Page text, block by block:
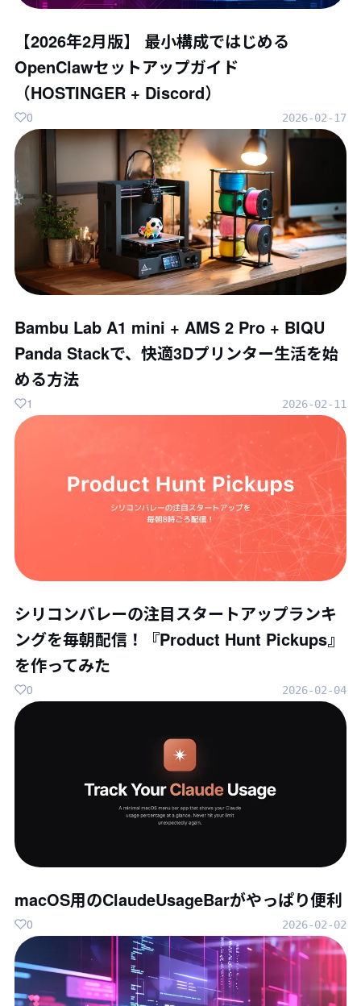
【2026年2月版】 最小構成ではじめる
OpenClawセットアップガイド
（HOSTINGER + Discord）
2026-02-17
0
Bambu Lab A1 mini + AMS 2 Pro + BIQU
Panda Stackで、快適3Dプリンター生活を始
める方法
2026-02-11
1
シリコンバレーの注目スタートアップランキ
ングを毎朝配信！『Product Hunt Pickups』
を作ってみた
2026-02-04
0
macOS用のClaudeUsageBarがやっぱり便利
2026-02-02
0